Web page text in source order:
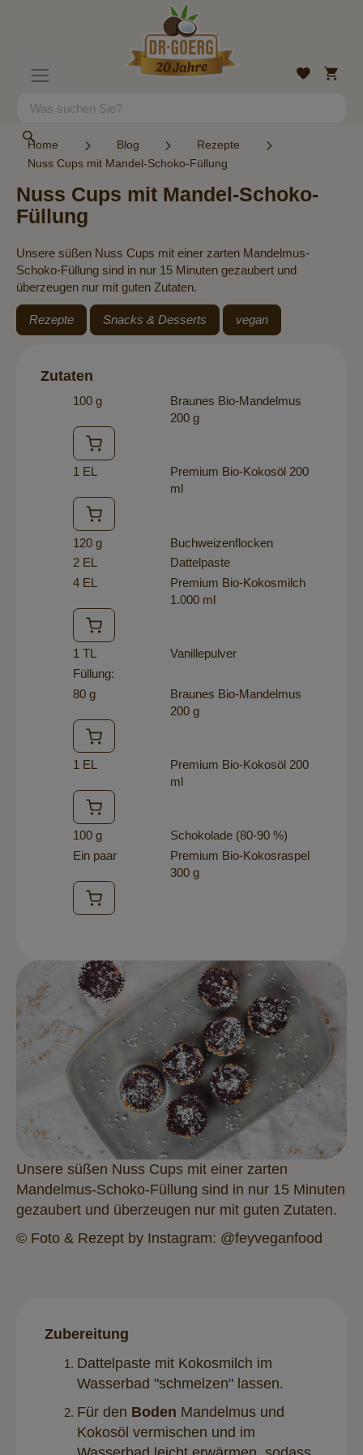
Suche
Wunschliste
Mein
Home Blog
Rezepte
Nuss Cups mit Mandel-Schoko-Füllung
Nuss Cups mit Mandel-Schoko-
Füllung
Unsere süßen Nuss Cups mit einer zarten Mandelmus-
Schoko-Füllung sind in nur 15 Minuten gezaubert und
überzeugen nur mit guten Zutaten.
Rezepte Snacks & Desserts vegan
Zutaten
100 g
Braunes Bio-Mandelmus
200 g
1 EL
Premium Bio-Kokosöl 200
ml
120 g
Buchweizenflocken
2 EL
Dattelpaste
4 EL
Premium Bio-Kokosmilch
1.000 ml
1 TL
Vanillepulver
Füllung:
80 g
Braunes Bio-Mandelmus
200 g
1 EL
Premium Bio-Kokosöl 200
ml
100 g
Schokolade (80-90 %)
Ein paar
Premium Bio-Kokosraspel
300 g
Unsere süßen Nuss Cups mit einer zarten
Mandelmus-Schoko-Füllung sind in nur 15 Minuten
gezaubert und überzeugen nur mit guten Zutaten.
© Foto & Rezept by Instagram: @feyveganfood
Zubereitung
Dattelpaste mit Kokosmilch im
Wasserbad "schmelzen" lassen.
Für den Boden Mandelmus und
Kokosöl vermischen und im